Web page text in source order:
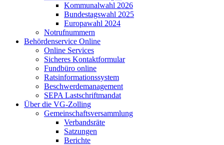
Kommunalwahl 2026
Bundestagswahl 2025
Europawahl 2024
Notrufnummern
Behördenservice Online
Online Services
Sicheres Kontaktformular
Fundbüro online
Ratsinformationssystem
Beschwerdemanagement
SEPA Lastschriftmandat
Über die VG-Zolling
Gemeinschaftsversammlung
Verbandsräte
Satzungen
Berichte